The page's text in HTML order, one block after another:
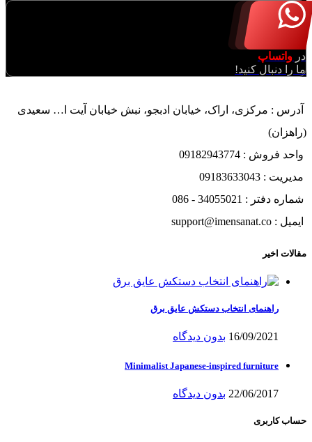
در واتساپ
ما را دنبال کنید!
آدرس : مرکزی، اراک، خیابان ادبجو، نبش خیابان آیت ا… سعیدی
(راهزان)
واحد فروش : 09182943774
مدیریت : 09183633043
شماره دفتر : 34055021 - 086
ایمیل : support@imensanat.co
مقالات اخیر
راهنمای انتخاب دستکش عایق برق
16/09/2021 بدون دیدگاه
Minimalist Japanese-inspired furniture
22/06/2017 بدون دیدگاه
حساب کاربری